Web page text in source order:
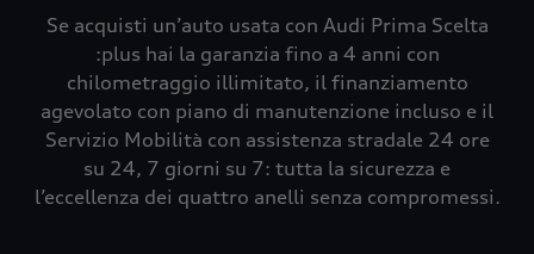
Se acquisti un’auto usata con Audi Prima Scelta
:plus hai la garanzia fino a 4 anni con
chilometraggio illimitato, il finanziamento
agevolato con piano di manutenzione incluso e il
Servizio Mobilità con assistenza stradale 24 ore
su 24, 7 giorni su 7: tutta la sicurezza e
l’eccellenza dei quattro anelli senza compromessi.